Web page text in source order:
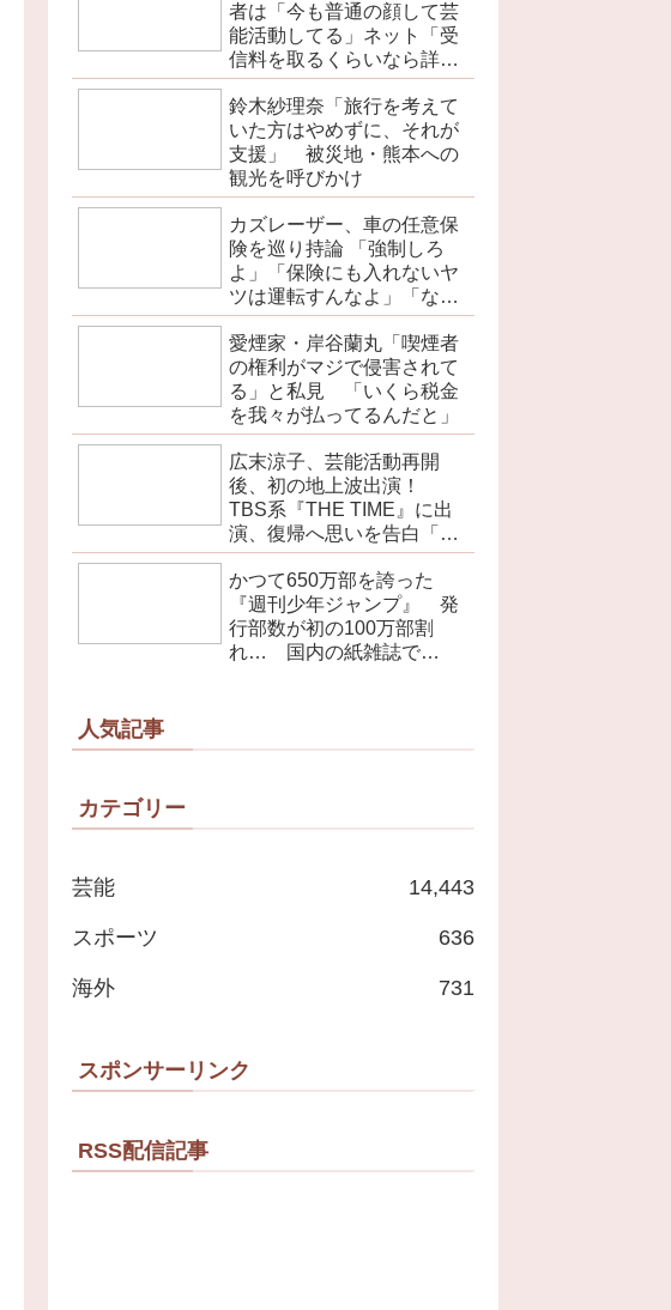
者は「今も普通の顔して芸
能活動してる」ネット「受
信料を取るくらいなら詳細
を伝えよ」
鈴木紗理奈「旅行を考えて
いた方はやめずに、それが
支援」 被災地・熊本への
観光を呼びかけ
カズレーザー、車の任意保
険を巡り持論 「強制しろ
よ」「保険にも入れないヤ
ツは運転すんなよ」「なん
で法律を改正しないの？」
愛煙家・岸谷蘭丸「喫煙者
の権利がマジで侵害されて
る」と私見 「いくら税金
を我々が払ってるんだと」
広末涼子、芸能活動再開
後、初の地上波出演！
TBS系『THE TIME』に出
演、復帰へ思いを告白「自
分の弱い部分だったり…」
かつて650万部を誇った
『週刊少年ジャンプ』 発
行部数が初の100万部割
れ… 国内の紙雑誌で
人気記事
カテゴリー
芸能 14,443
スポーツ 636
海外 731
スポンサーリンク
RSS配信記事